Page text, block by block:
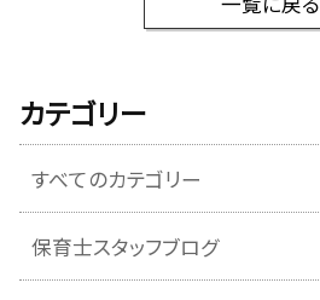
カテゴリー
すべてのカテゴリー
保育士スタッフブログ